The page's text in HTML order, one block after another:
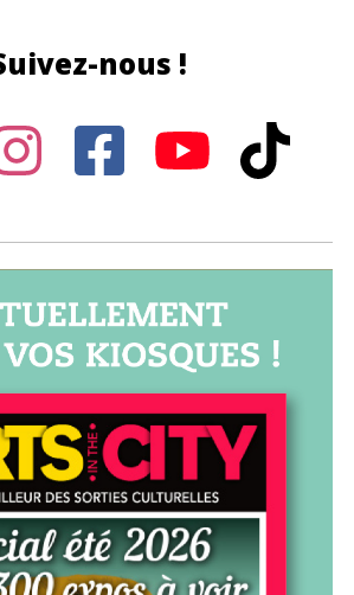
nous !